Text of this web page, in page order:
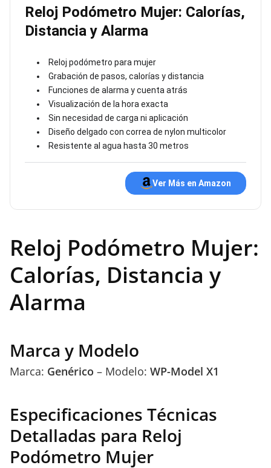
Reloj Podómetro Mujer: Calorías,
Distancia y Alarma
Reloj podómetro para mujer
Grabación de pasos, calorías y distancia
Funciones de alarma y cuenta atrás
Visualización de la hora exacta
Sin necesidad de carga ni aplicación
Diseño delgado con correa de nylon multicolor
Resistente al agua hasta 30 metros
Ver Más en Amazon
Reloj Podómetro Mujer:
Calorías, Distancia y
Alarma
Marca y Modelo
Marca: Genérico – Modelo: WP-Model X1
Especificaciones Técnicas
Detalladas para Reloj
Podómetro Mujer